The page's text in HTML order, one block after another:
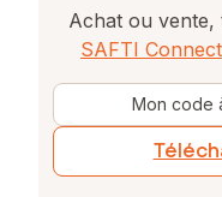
Achat ou vente,
SAFTI Connect
Mon code